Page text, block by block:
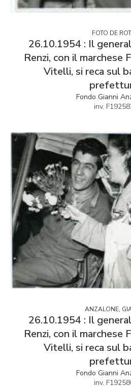
FOTO DE
26.10.1954 : Il
Renzi, con il marchese
Vitelli, si reca sul
Fondo Gianni
inv.
ANZALONE,
26.10.1954 : Il
Renzi, con il marchese
Vitelli, si reca sul
Fondo Gianni
inv.